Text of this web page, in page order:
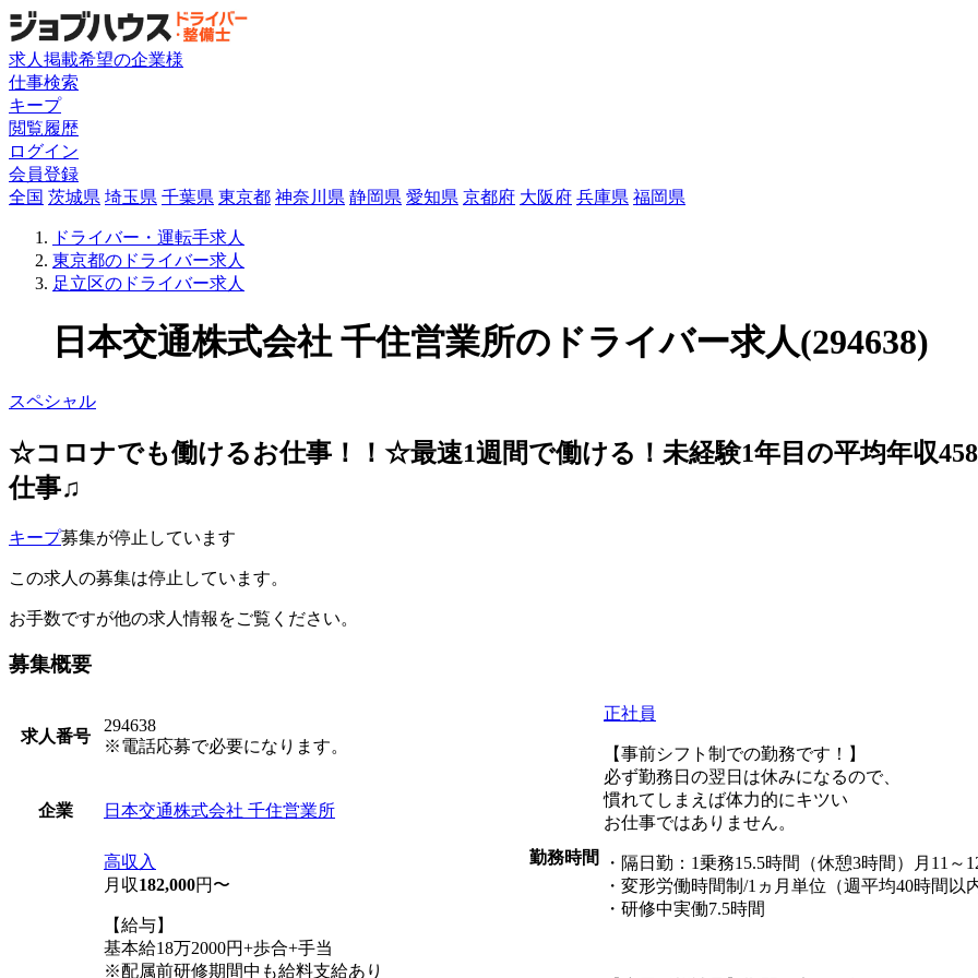
求人掲載希望の企業様
仕事検索
キープ
閲覧履歴
ログイン
会員登録
全国 茨城県 埼玉県 千葉県 東京都 神奈川県 静岡県 愛知県 京都府 大阪府 兵庫県 福岡県
ドライバー・運転手求人
東京都のドライバー求人
足立区のドライバー求人
日本交通株式会社 千住営業所のドライバー求人(294638)
スペシャル
☆コロナでも働けるお仕事！！☆最速1週間で働ける！未経験1年目の平均年収
仕事♫
キープ募集が停止しています
この求人の募集は停止しています。
お手数ですが他の求人情報をご覧ください。
募集概要
求人番号
294638
※電話応募で必要になります。
企業 日本交通株式会社 千住営業所
高収入
月収182,000円〜
【給与】
基本給18万2000円+歩合+手当
※配属前研修期間中も給料支給あり
勤務時間
正社員
【事前シフト制での勤務です！】
必ず勤務日の翌日は休みになるので、
慣れてしまえば体力的にキツい
お仕事ではありません。
・隔日勤：1乗務15.5時間（休憩3時間）月11～
・変形労働時間制/1ヵ月単位（週平均40時間以
・研修中実働7.5時間